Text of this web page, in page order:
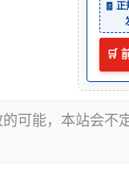
🧾
🛒
可能，本站会不